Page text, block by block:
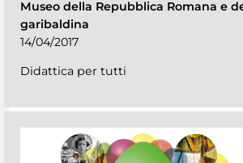
Museo della Repubblica Romana e
garibaldina
14/04/2017
Didattica per tutti